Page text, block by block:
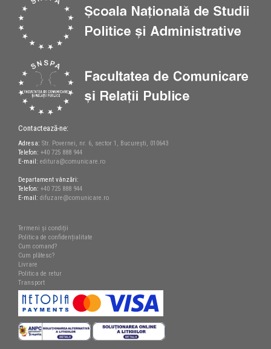
Contactează-ne:
Adresa: Str. Povernei, nr. 6, sector 1, București, 010643
Telefon: +40 725 888 944
E-mail: editura@comunicare.ro
Departament vânzări:
Telefon: +40 725 888 944
E-mail: difuzare@comunicare.ro
Termeni și condiții
Politica de confidențialitate
Cum comand?
Cum plătesc?
Livrare
Politica de retur
Transport